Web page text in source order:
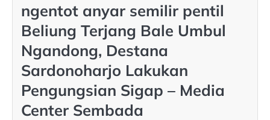
ngentot anyar semilir pentil
Beliung Terjang Bale Umbul
Ngandong, Destana
Sardonoharjo Lakukan
Pengungsian Sigap – Media
Center Sembada